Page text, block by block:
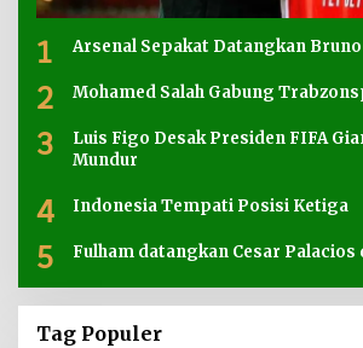
1 Arsenal Sepakat Datangkan
2 Mohamed Salah Gabung
3
Luis Figo Desak Presiden FIFA
Mundur
4 Indonesia Tempati Posisi Ketiga
5 Fulham datangkan Cesar Palacios
Tag Populer